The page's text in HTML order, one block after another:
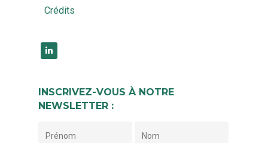
Crédits
linkedin
INSCRIVEZ-VOUS À NOTRE
NEWSLETTER :